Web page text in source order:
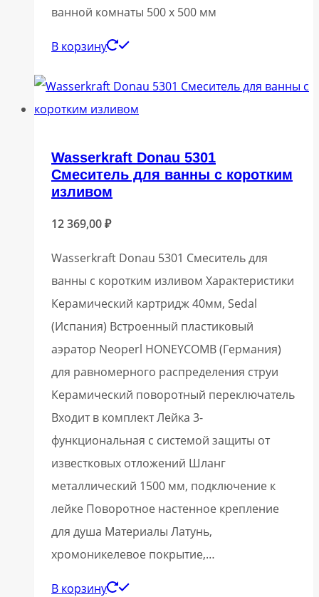
ванной комнаты 500 х 500 мм
В корзину
Wasserkraft Donau 5301
Смеситель для ванны с коротким
изливом
12 369,00₽
Wasserkraft Donau 5301 Смеситель для
ванны с коротким изливом Характеристики
Керамический картридж 40мм, Sedal
(Испания) Встроенный пластиковый
аэратор Neoperl HONEYCOMB (Германия)
для равномерного распределения струи
Керамический поворотный переключатель
Входит в комплект Лейка 3-
функциональная с системой защиты от
известковых отложений Шланг
металлический 1500 мм, подключение к
лейке Поворотное настенное крепление
для душа Материалы Латунь,
хромоникелевое покрытие,…
В корзину